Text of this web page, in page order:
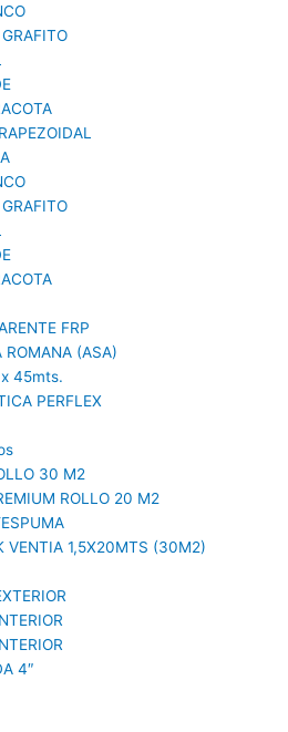
FRP
ROMANA (ASA)
45mts.
PERFLEX
30 M2
ROLLO 20 M2
VENTIA 1,5X20MTS (30M2)
4″